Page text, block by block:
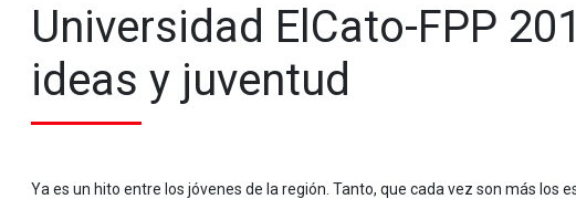
Universidad ElCato-FPP
ideas y juventud
Ya es un hito entre los jóvenes de la región. Tanto, que cada vez son más los